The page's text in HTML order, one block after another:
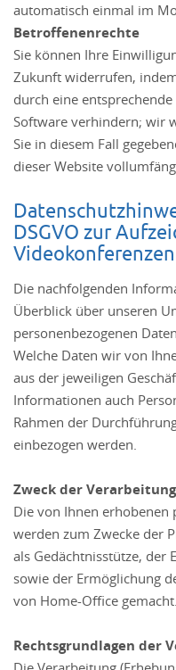
automatisch einmal im
Betroffenenrechte
Sie können Ihre
Zukunft widerrufen,
durch eine
Software verhindern; wir
Sie in diesem Fall
dieser Website
DSGVO zur
Videokonferenzen
Die nachfolgenden
Überblick über unseren
personenbezogenen
Welche Daten wir von
aus der jeweiligen
Informationen auch
Rahmen der
einbezogen werden.
Zweck der Verarbeitung
Die von Ihnen erhobenen
werden zum Zwecke der
als Gedächtnisstütze, der
sowie der Ermöglichung
von Home-Office gemacht.
Rechtsgrundlagen der